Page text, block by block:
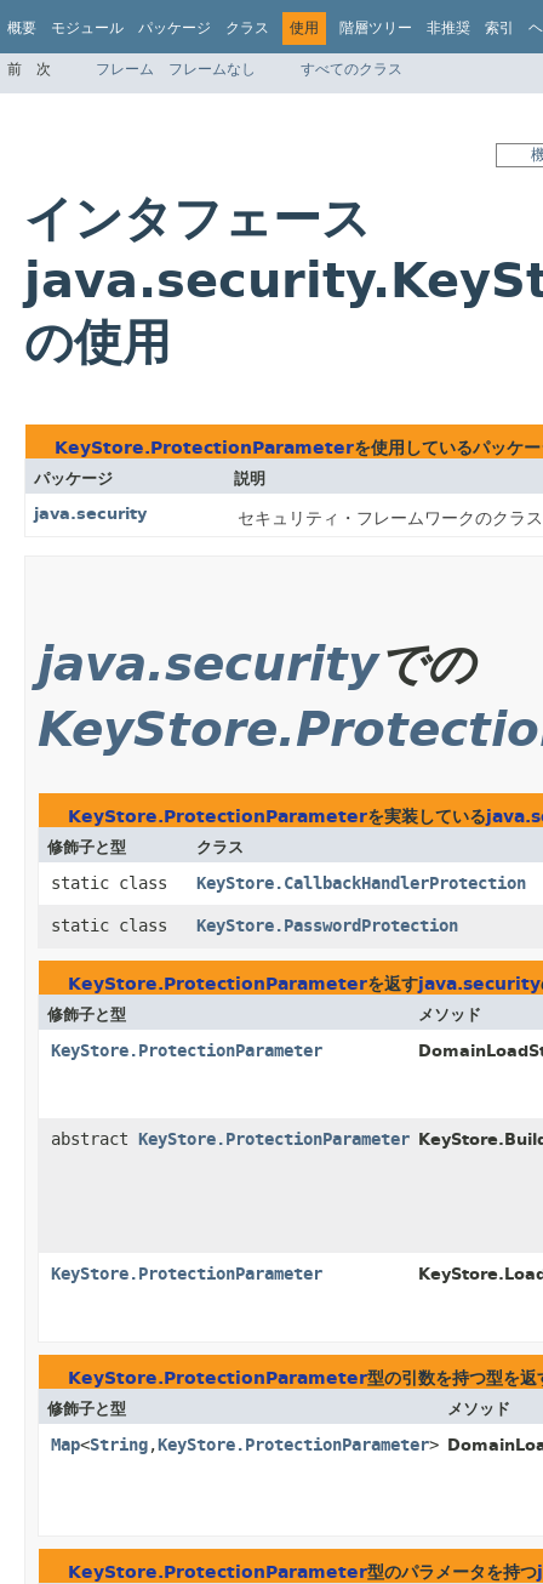
概要 モジュール パッケージ クラス 使用 階層ツリー 非推奨 索引
前 次 フレーム フレームなし すべてのクラス
インタフェース
の使用
KeyStore.ProtectionParameterを使用しているパッケ
パッケージ
説明
java.security
セキュリティ・フレームワークのクラ
java.securityでの
KeyStore.ProtectionParameterを実装している
修飾子と型 クラス
static class KeyStore.CallbackHandlerProtection
static class KeyStore.PasswordProtection
KeyStore.ProtectionParameterを返すjava.security
修飾子と型 メソッド
KeyStore.ProtectionParameter
abstract KeyStore.ProtectionParameter
KeyStore.ProtectionParameter
KeyStore.ProtectionParameter型の引数を持つ型を返
修飾子と型 メソッド
Map<String,KeyStore.ProtectionParameter>
KeyStore.ProtectionParameter型のパラメータを持つ